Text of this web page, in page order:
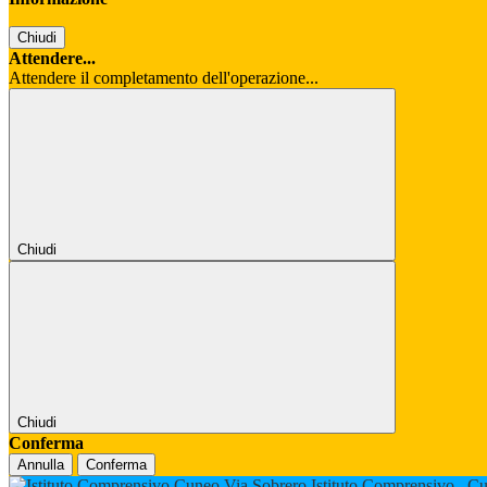
Chiudi
Attendere...
Attendere il completamento dell'operazione...
Chiudi
Chiudi
Conferma
Annulla Conferma